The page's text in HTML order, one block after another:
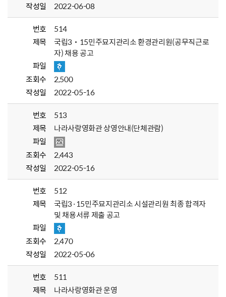
작성일
2022-06-08
번호
514
제목
국립3˙15민주묘지관리소 환경관리원(공무직근로
자) 채용 공고
파일
조회수
2,500
작성일
2022-05-16
번호
513
제목
나라사랑영화관 상영안내(단체관람)
파일
조회수
2,443
작성일
2022-05-16
번호
512
제목
국립3·15민주묘지관리소 시설관리원 최종 합격자
및 채용서류 제출 공고
파일
조회수
2,470
작성일
2022-05-06
번호
511
제목
나라사랑영화관 운영